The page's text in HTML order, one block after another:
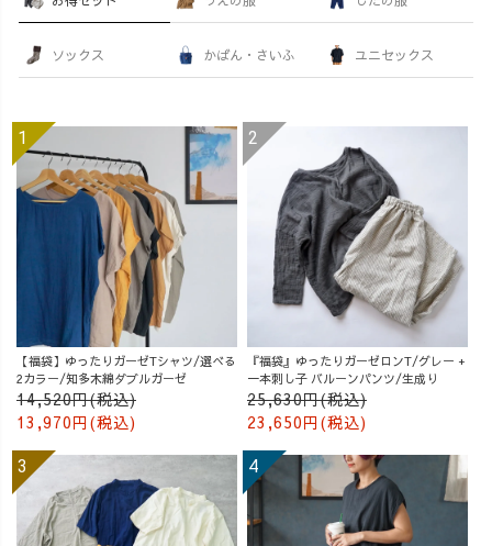
ソックス かばん・さいふ ユニセックス
【福袋】ゆったりガーゼTシャツ/選べる
2カラー/知多木綿ダブルガーゼ
14,520円(税込)
13,970円(税込)
『福袋』ゆったりガーゼロンT/グレー +
一本刺し子 バルーンパンツ/生成り
25,630円(税込)
23,650円(税込)